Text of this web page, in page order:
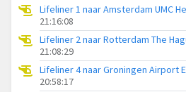
Lifeliner 1 naar Amsterdam UMC
21:16:08
Lifeliner 2 naar Rotterdam The
21:08:29
Lifeliner 4 naar Groningen Airport
20:58:17